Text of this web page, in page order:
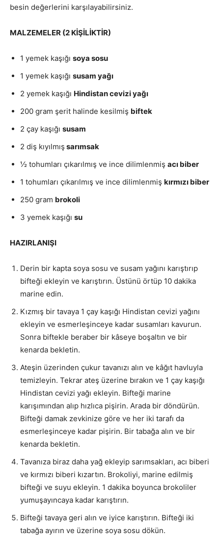
besin değerlerini karşılayabilirsiniz.
MALZEMELER (2 KİŞİLİKTİR)
1 yemek kaşığı soya sosu
1 yemek kaşığı susam yağı
2 yemek kaşığı Hindistan cevizi yağı
200 gram şerit halinde kesilmiş biftek
2 çay kaşığı susam
2 diş kıyılmış sarımsak
½ tohumları çıkarılmış ve ince dilimlenmiş acı biber
1 tohumları çıkarılmış ve ince dilimlenmiş kırmızı biber
250 gram brokoli
3 yemek kaşığı su
HAZIRLANIŞI
Derin bir kapta soya sosu ve susam yağını karıştırıp
bifteği ekleyin ve karıştırın. Üstünü örtüp 10 dakika
marine edin.
Kızmış bir tavaya 1 çay kaşığı Hindistan cevizi yağını
ekleyin ve esmerleşinceye kadar susamları kavurun.
Sonra biftekle beraber bir kâseye boşaltın ve bir
kenarda bekletin.
Ateşin üzerinden çukur tavanızı alın ve kâğıt havluyla
temizleyin. Tekrar ateş üzerine bırakın ve 1 çay kaşığı
Hindistan cevizi yağı ekleyin. Bifteği marine
karışımından alıp hızlıca pişirin. Arada bir döndürün.
Bifteği damak zevkinize göre ve her iki tarafı da
esmerleşinceye kadar pişirin. Bir tabağa alın ve bir
kenarda bekletin.
Tavanıza biraz daha yağ ekleyip sarımsakları, acı biberi
ve kırmızı biberi kızartın. Brokoliyi, marine edilmiş
bifteği ve suyu ekleyin. 1 dakika boyunca brokoliler
yumuşayıncaya kadar karıştırın.
Bifteği tavaya geri alın ve iyice karıştırın. Bifteği iki
tabağa ayırın ve üzerine soya sosu dökün.